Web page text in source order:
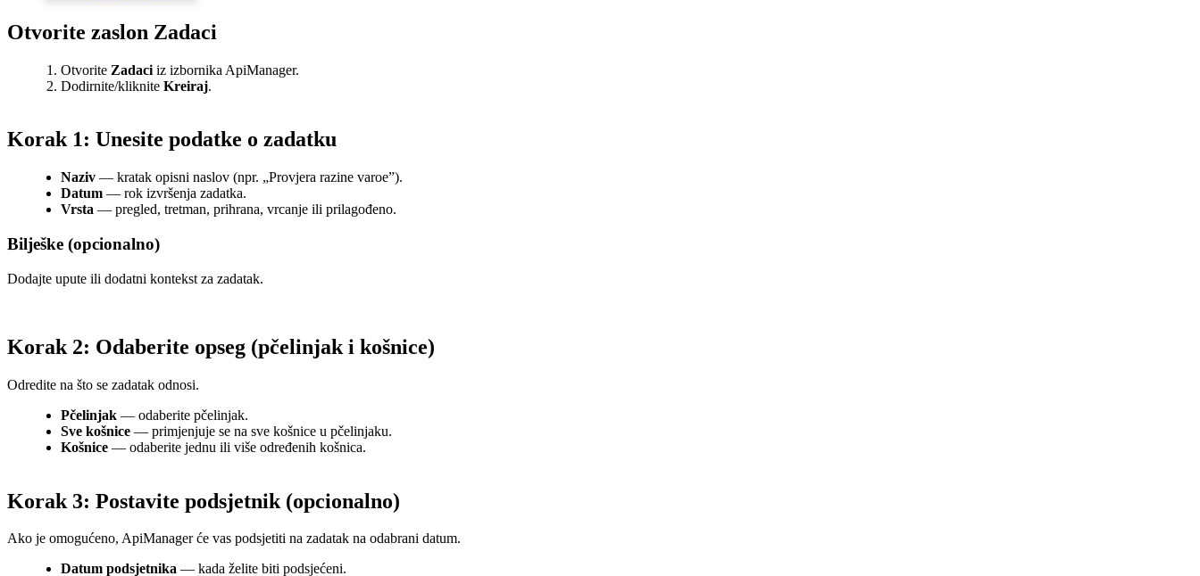
Otvorite zaslon Zadaci
Otvorite Zadaci iz izbornika ApiManager.
Dodirnite/kliknite Kreiraj.
Korak 1: Unesite podatke o zadatku
Naziv — kratak opisni naslov (npr. „Provjera razine varoe”).
Datum — rok izvršenja zadatka.
Vrsta — pregled, tretman, prihrana, vrcanje ili prilagođeno.
Bilješke (opcionalno)
Dodajte upute ili dodatni kontekst za zadatak.
Korak 2: Odaberite opseg (pčelinjak i košnice)
Odredite na što se zadatak odnosi.
Pčelinjak — odaberite pčelinjak.
Sve košnice — primjenjuje se na sve košnice u pčelinjaku.
Košnice — odaberite jednu ili više određenih košnica.
Korak 3: Postavite podsjetnik (opcionalno)
Ako je omogućeno, ApiManager će vas podsjetiti na zadatak na odabrani datum.
Datum podsjetnika — kada želite biti podsjećeni.